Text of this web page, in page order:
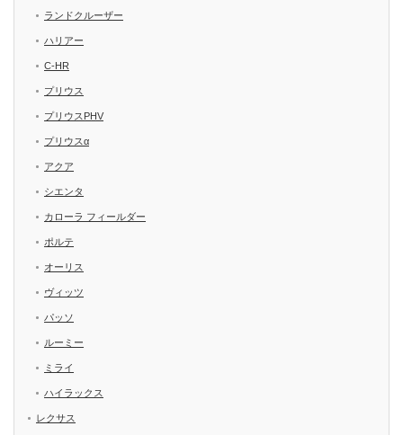
ランドクルーザー
ハリアー
C-HR
プリウス
プリウスPHV
プリウスα
アクア
シエンタ
カローラ フィールダー
ポルテ
オーリス
ヴィッツ
パッソ
ルーミー
ミライ
ハイラックス
レクサス